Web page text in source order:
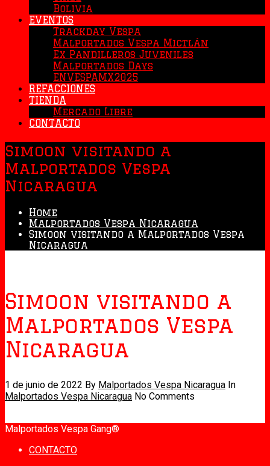
Bolivia
EVENTOS
Trackday Vespa
Malportados Vespa Mictlán
Ex Pandilleros Juveniles
Malportados Days
ENVESPAMX2025
REFACCIONES
TIENDA
Mercado Libre
CONTACTO
Simoon visitando a
Malportados Vespa
Nicaragua
Home
Malportados Vespa Nicaragua
Simoon visitando a Malportados Vespa
Nicaragua
Simoon visitando a
Malportados Vespa
Nicaragua
1 de junio de 2022 By Malportados Vespa Nicaragua In
Malportados Vespa Nicaragua No Comments
Malportados Vespa Gang®
CONTACTO